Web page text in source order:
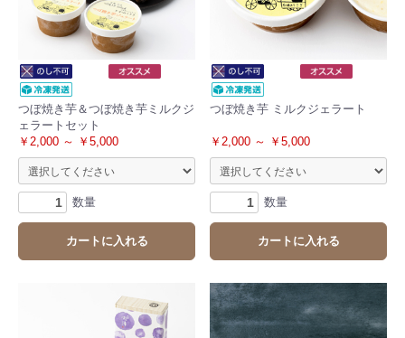
つぼ焼き芋＆つぼ焼き芋ミルクジ
ェラートセット
￥2,000 ～ ￥5,000
数量
カートに入れる
つぼ焼き芋 ミルクジェラート
￥2,000 ～ ￥5,000
数量
カートに入れる